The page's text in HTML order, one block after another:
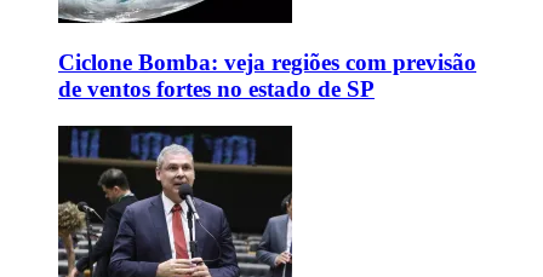
Ciclone Bomba: veja regiões com previsão
de ventos fortes no estado de SP